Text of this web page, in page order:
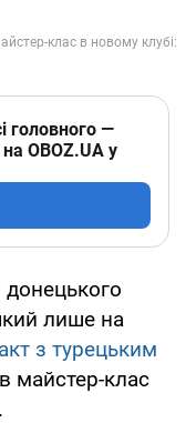
головного —
OBOZ.UA у
донецького
лише на
з турецьким
майстер-клас